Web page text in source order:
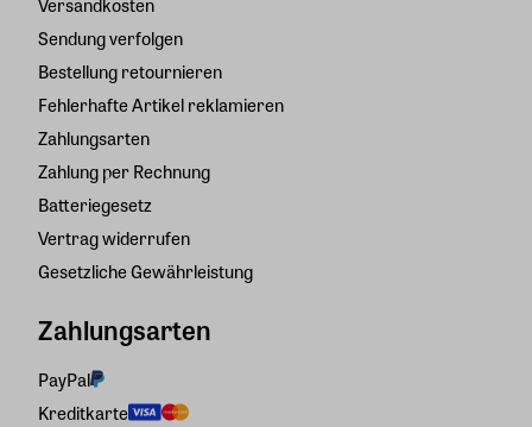
Sendung verfolgen
Bestellung retournieren
Fehlerhafte Artikel reklamieren
Zahlungsarten
Zahlung per Rechnung
Batteriegesetz
Vertrag widerrufen
Gesetzliche Gewährleistung
Zahlungsarten
PayPal
Kreditkarte